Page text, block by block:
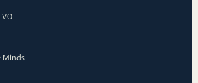
Minds